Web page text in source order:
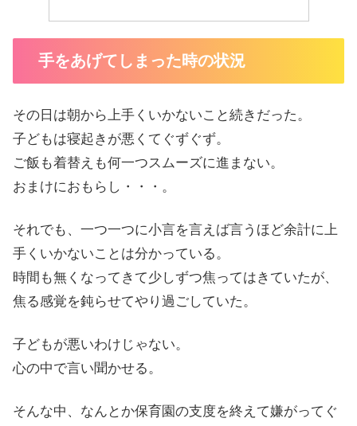
手をあげてしまった時の状況
その日は朝から上手くいかないこと続きだった。
子どもは寝起きが悪くてぐずぐず。
ご飯も着替えも何一つスムーズに進まない。
おまけにおもらし・・・。
それでも、一つ一つに小言を言えば言うほど余計に上
手くいかないことは分かっている。
時間も無くなってきて少しずつ焦ってはきていたが、
焦る感覚を鈍らせてやり過ごしていた。
子どもが悪いわけじゃない。
心の中で言い聞かせる。
そんな中、なんとか保育園の支度を終えて嫌がってぐ